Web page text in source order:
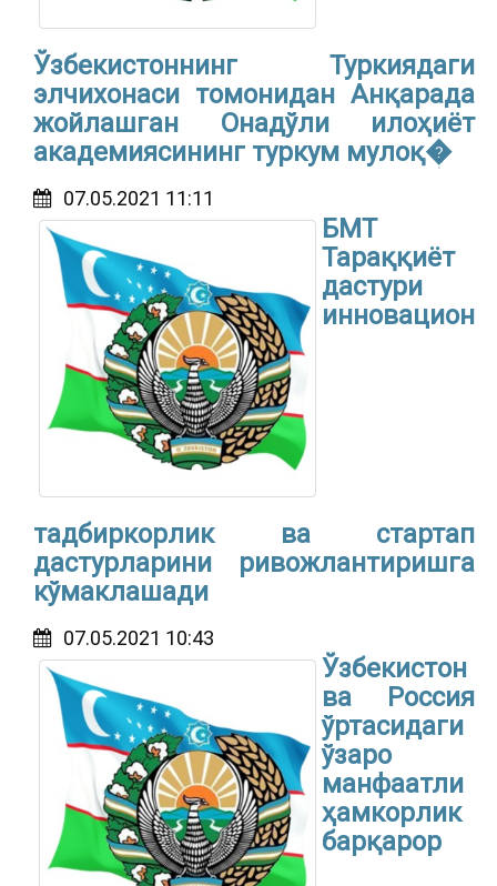
Ўзбекистоннинг Туркиядаги
элчихонаси томонидан Анқарада
жойлашган Онадўли илоҳиёт
академиясининг туркум мулоқ�
07.05.2021 11:11
БМТ
Тараққиёт
дастури
инновацион
тадбиркорлик ва стартап
дастурларини ривожлантиришга
кўмаклашади
07.05.2021 10:43
Ўзбекистон
ва Россия
ўртасидаги
ўзаро
манфаатли
ҳамкорлик
барқарор